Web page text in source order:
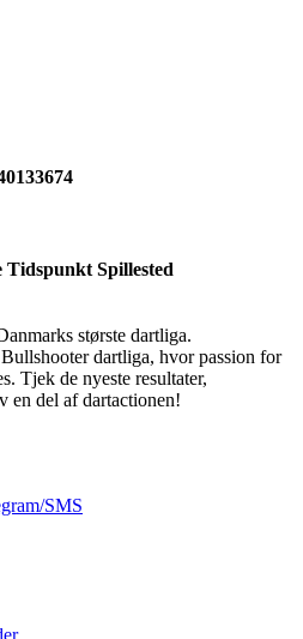
Tidspunkt Spillested
største dartliga.
dartliga, hvor passion for
Tjek de nyeste resultater,
en del af dartactionen!
SMS